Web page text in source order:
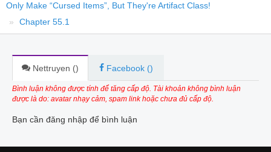
Only Make “Cursed Items”, But They're Artifact Class!
Chapter 55.1
Nettruyen () Facebook ()
Bình luận không được tính để tăng cấp độ. Tài khoản không bình luận
được là do: avatar nhạy cảm, spam link hoặc chưa đủ cấp độ.
Bạn cần đăng nhập để bình luận